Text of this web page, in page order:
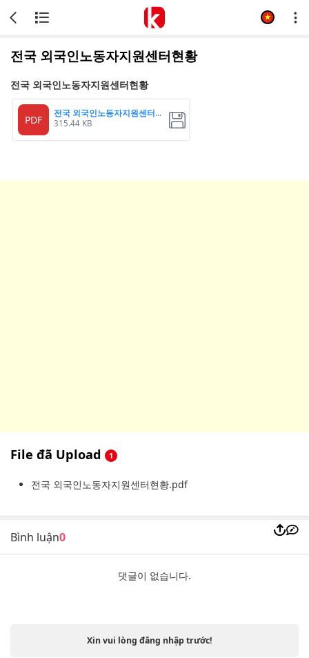
전국 외국인노동자지원센터현황
전국 외국인노동자지원센터현황
PDF
전국 외국인노동자지원센터현황
315.44 KB
File đã Upload 1
전국 외국인노동자지원센터현황.pdf
Bình luận0
댓글이 없습니다.
Xin vui lòng đăng nhập trước!